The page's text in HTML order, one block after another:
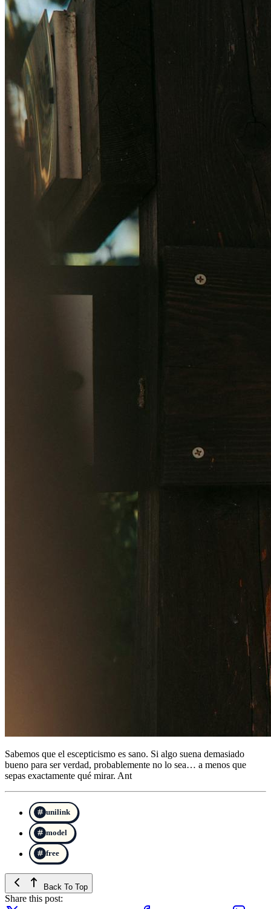
Sabemos que el escepticismo es sano. Si algo suena demasiado
bueno para ser verdad, probablemente no lo sea… a menos que
sepas exactamente qué mirar. Ant
unilink
model
free
Back To Top
Share this post: